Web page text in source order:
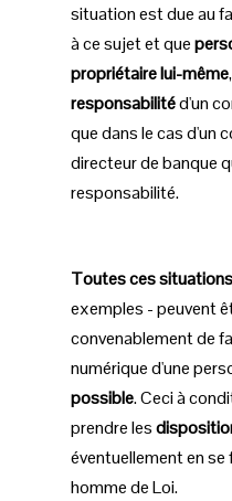
situation est due au
à ce sujet et que
propriétaire lui-même
responsabilitéd'un
que dans le cas d'un
directeur de banque
responsabilité.
Toutes ces situations
exemples - peuvent
convenablement de
numérique d'une
possible. Ceci à
prendre les
éventuellement en se
homme de Loi.